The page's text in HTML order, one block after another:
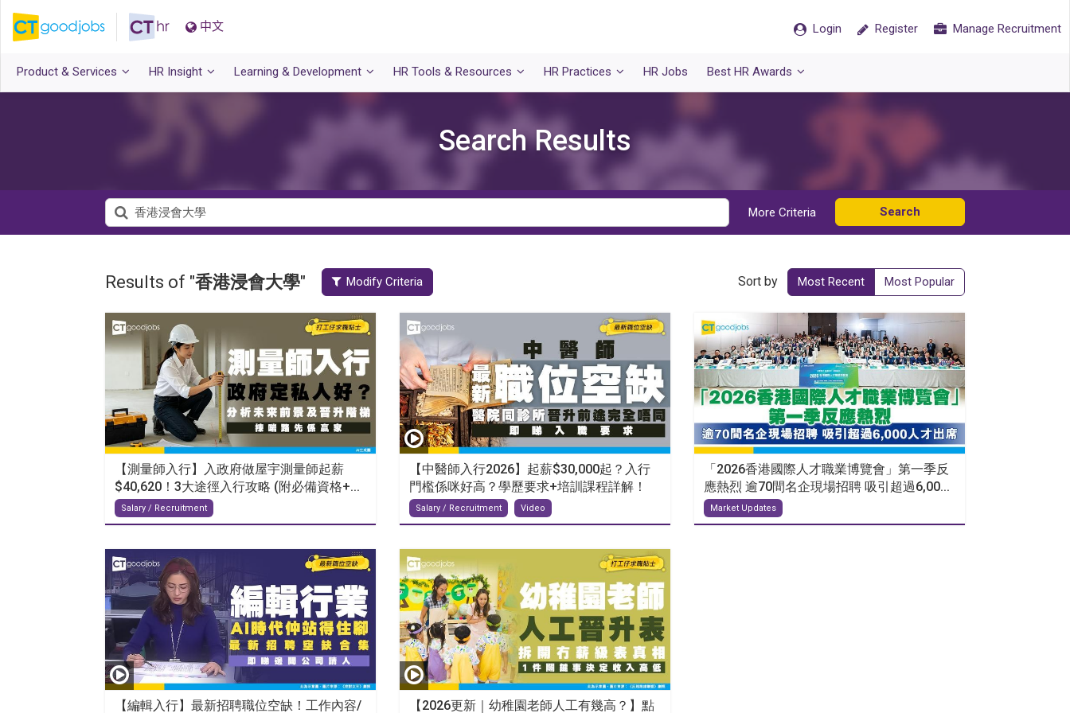
中文 Login Register Manage Recruitment
Product & Services HR Insight Learning & Development HR Tools & Resources HR Practices HR Jobs Best HR Awards
Search Results
More Criteria Search
Results of "香港浸會大學" Modify Criteria Sort by Most Recent Most Popular
【測量師入行】入政府做屋宇測量師起薪
$40,620！3大途徑入行攻略 (附必備資格+...
Salary / Recruitment
【中醫師入行2026】起薪$30,000起？入行
門檻係咪好高？學歷要求+培訓課程詳解！
Salary / Recruitment Video
「2026香港國際人才職業博覽會」第一季反
應熱烈 逾70間名企現場招聘 吸引超過6,00...
Market Updates
【編輯入行】最新招聘職位空缺！工作內容/ 【2026更新｜幼稚園老師人工有幾高？】點